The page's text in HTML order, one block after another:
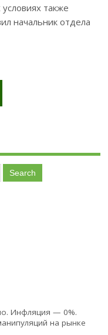
также
начальник отдела
Инфляция — 0%.
на рынке